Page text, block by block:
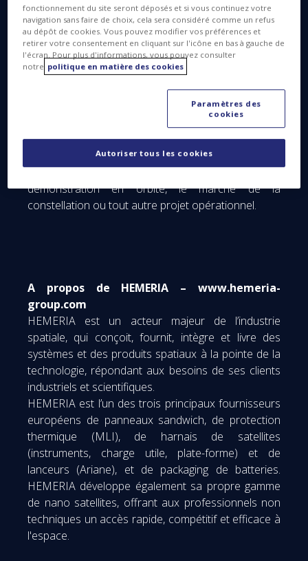
bénéficiera de l'expertise de Thales Alenia Space
pour co-développer une plate-forme de haute
technologie et fournir la charge utile, les antennes
dédiées et le segment sol.
L’objectif général sera atteint grâce à un certain
Grâce à cet accord, HEMERIA et Thales Alenia
Space pourront explorer les opportunités promises
par le marché des nano-satellites pour la
démonstration en orbite, le marché de la
constellation ou tout autre projet opérationnel.
A propos de HEMERIA – www.hemeria-
group.com
HEMERIA est un acteur majeur de l’industrie
spatiale, qui conçoit, fournit, intègre et livre des
systèmes et des produits spatiaux à la pointe de la
technologie, répondant aux besoins de ses clients
industriels et scientifiques.
HEMERIA est l’un des trois principaux fournisseurs
européens de panneaux sandwich, de protection
thermique (MLI), de harnais de satellites
(instruments, charge utile, plate-forme) et de
lanceurs (Ariane), et de packaging de batteries.
HEMERIA développe également sa propre gamme
de nano satellites, offrant aux professionnels non
techniques un accès rapide, compétitif et efficace à
l'espace.
fonctionnement du site seront déposés et si vous continuez votre
navigation sans faire de choix, cela sera considéré comme un refus
au dépôt de cookies. Vous pouvez modifier vos préférences et
retirer votre consentement en cliquant sur l'icône en bas à gauche de
l'écran. Pour plus d'informations, vous pouvez consulter
notre politique en matière des cookies
Paramètres des
cookies
Autoriser tous les cookies